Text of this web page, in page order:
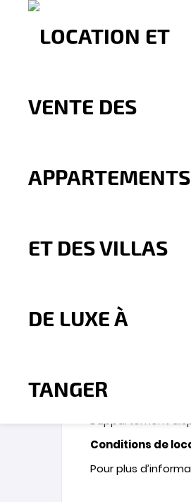
1.250Dh
l’agence MBI
toutes
minutes à pied),
L’appartement
Conditions de
Pour plus